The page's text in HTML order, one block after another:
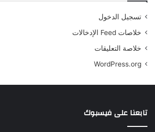
تسجيل الدخول
خلاصات Feed الإدخالات
خلاصة التعليقات
WordPress.org
تابعنا على فيسبوك